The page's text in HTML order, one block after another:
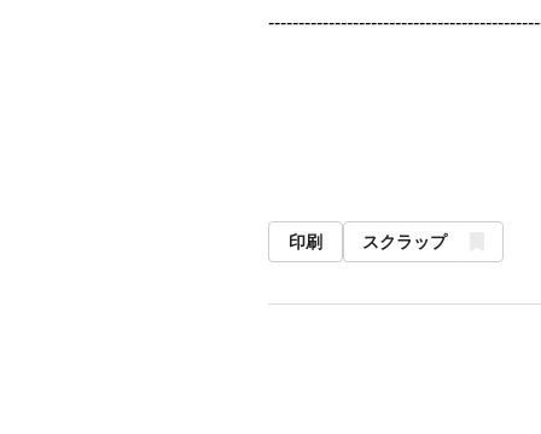
印刷 スクラップ